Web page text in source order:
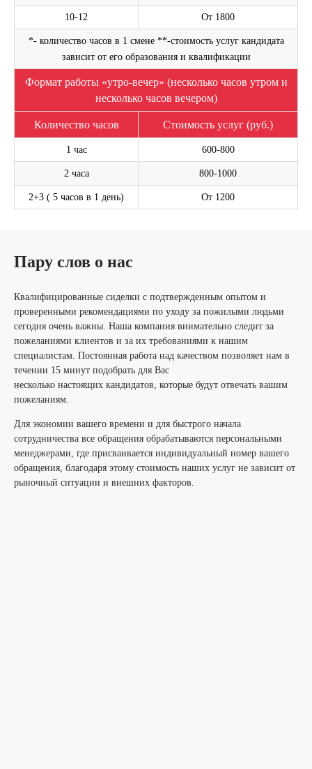
10-12 От 1800
*- количество часов в 1 смене **-стоимость услуг кандидата
зависит от его образования и квалификации
Формат работы «утро-вечер» (несколько часов утром и
несколько часов вечером)
Количество часов Стоимость услуг (руб.)
1 час 600-800
2 часа 800-1000
2+3 ( 5 часов в 1 день) От 1200
Пару слов о нас
Квалифицированные сиделки с подтвержденным опытом и
проверенными рекомендациями по уходу за пожилыми людьми
сегодня очень важны. Наша компания внимательно следит за
пожеланиями клиентов и за их требованиями к нашим
специалистам. Постоянная работа над качеством позволяет нам в
течении 15 минут подобрать для Вас
несколько настоящих кандидатов, которые будут отвечать вашим
пожеланиям.
Для экономии вашего времени и для быстрого начала
сотрудничества все обращения обрабатываются персональными
менеджерами, где присваивается индивидуальный номер вашего
обращения, благодаря этому стоимость наших услуг не зависит от
рыночный ситуации и внешних факторов.
Оставьте свой номер телефона. Наш менеджер
свяжется с Вами и проконсультирует по услуге
данныхиПолитикой конфиденциальности